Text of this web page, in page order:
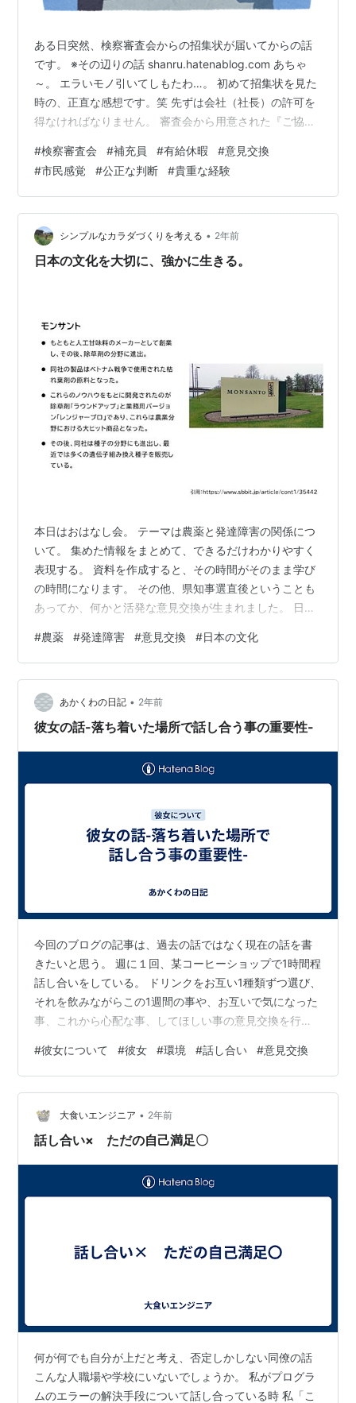
ある日突然、検察審査会からの招集状が届いてからの話
です。 ※その辺りの話 shanru.hatenablog.com あちゃ
～。 エラいモノ引いてしもたわ…。 初めて招集状を見た
時の、正直な感想です。笑 先ずは会社（社長）の許可を
得なければなりません。 審査会から用意された『ご協力
A』のパンフレットを渡しました。 法務省はこういった
検察審査員や裁判員制度の裁判員に選ばれた場合は『公
の職務』に該当するので、会社はなるべく『特別の有
給』（有給の特別休暇）として対応して欲しいとお願い
しています。 私の場合は、自分の有給休暇を使って会議
に参加すること…
#検察審査会 #補充員 #有給休暇 #意見交換
#市民感覚 #公正な判断 #貴重な経験
シンプルなカラダづくりを考える • 2年前
日本の文化を大切に、強かに生きる。
本日はおはなし会。 テーマは農薬と発達障害の関係につ
いて。 集めた情報をまとめて、できるだけわかりやすく
表現する。 資料を作成すると、その時間がそのまま学び
の時間になります。 その他、県知事選直後ということも
あってか、何かと活発な意見交換が生まれました。 日本
#農薬 #発達障害 #意見交換 #日本の文化
あかくわの日記 • 2年前
彼女の話-落ち着いた場所で話し合う事の重要性-
今回のブログの記事は、過去の話ではなく現在の話を書
きたいと思う。 週に１回、某コーヒーショップで1時間程
話し合いをしている。 ドリンクをお互い1種類ずつ選び、
それを飲みながらこの1週間の事や、お互いで気になった
事、これから心配な事、してほしい事の意見交換を行な
した今でも行なっている。 なぜこのような事をしている
のか。 彼女の気持ちが落ち着いていない頃、僕の容量が
いっぱいになった時と彼女の調子が悪い時が重なると、
喧嘩になってしまっていた。 その度にお互いに謝り合っ
ていた。 それは良くないと思い、冷静に話し合いが出来
#彼女について #彼女 #環境 #話し合い #意見交換
大食いエンジニア • 2年前
話し合い× ただの自己満足〇
何が何でも自分が上だと考え、否定しかしない同僚の話
こんな人職場や学校にいないでしょうか。 私がプログラ
ムのエラーの解決手段について話し合っている時 私「こ